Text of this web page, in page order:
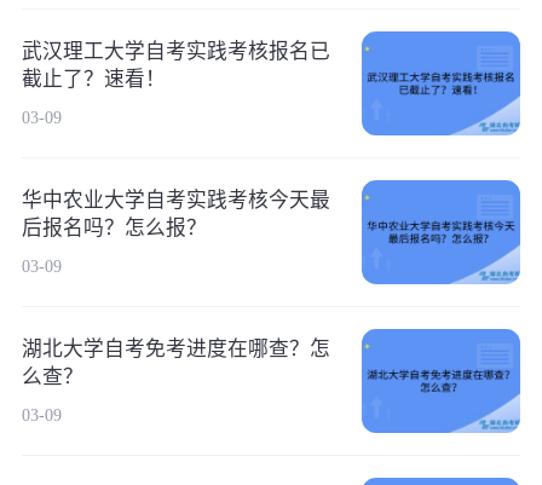
武汉理工大学自考实践考核报名已
截止了？速看！
03-09
华中农业大学自考实践考核今天最
后报名吗？怎么报？
03-09
湖北大学自考免考进度在哪查？怎
么查？
03-09